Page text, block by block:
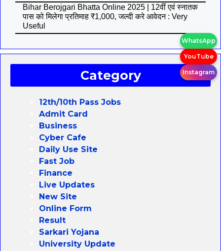
Bihar Berojgari Bhatta Online 2025 | 12वीं एवं स्नातक
पास को मिलेगा प्रतिमाह ₹1,000, जल्दी करे आवेदन : Very
Useful
Category
12th/10th Pass Jobs
Admit Card
Business
Cyber Cafe
Daily Use Site
Fast Job
Finance
Live Updates
New Site
Online Form
Result
Sarkari Yojana
University Update
WhatsApp
YouTube
Instagram